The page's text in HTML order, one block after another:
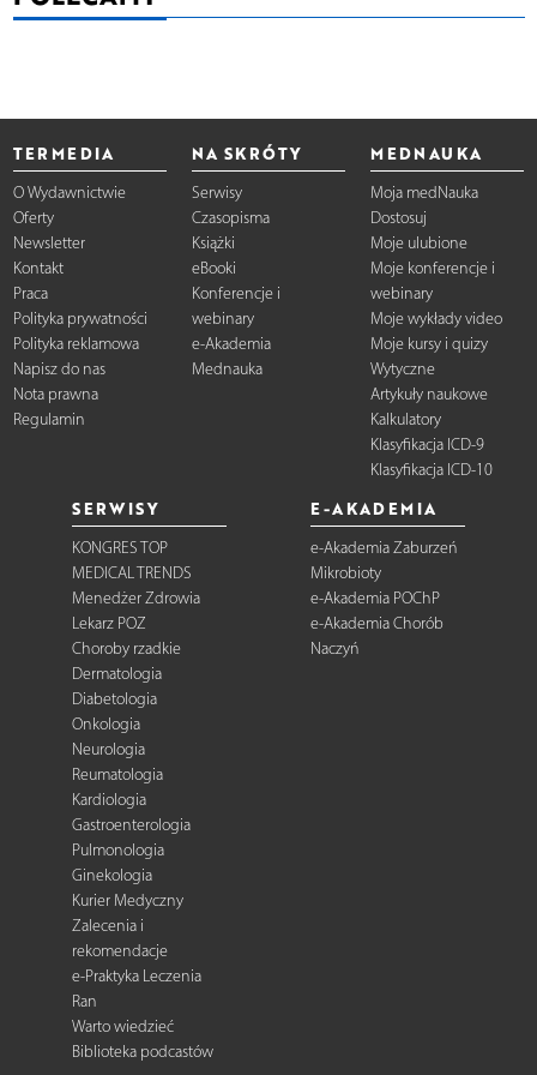
TERMEDIA
O Wydawnictwie
Oferty
Newsletter
Kontakt
Praca
Polityka prywatności
Polityka reklamowa
Napisz do nas
Nota prawna
Regulamin
NA SKRÓTY
Serwisy
Czasopisma
Książki
eBooki
Konferencje i
webinary
e-Akademia
Mednauka
MEDNAUKA
Moja medNauka
Dostosuj
Moje ulubione
Moje konferencje i
webinary
Moje wykłady video
Moje kursy i quizy
Wytyczne
Artykuły naukowe
Kalkulatory
Klasyfikacja ICD-9
Klasyfikacja ICD-10
SERWISY
KONGRES TOP
MEDICAL TRENDS
Menedżer Zdrowia
Lekarz POZ
Choroby rzadkie
Dermatologia
Diabetologia
Onkologia
Neurologia
Reumatologia
Kardiologia
Gastroenterologia
Pulmonologia
Ginekologia
Kurier Medyczny
Zalecenia i
rekomendacje
e-Praktyka Leczenia
Ran
Warto wiedzieć
Biblioteka podcastów
E-AKADEMIA
e-Akademia Zaburzeń
Mikrobioty
e-Akademia POChP
e-Akademia Chorób
Naczyń